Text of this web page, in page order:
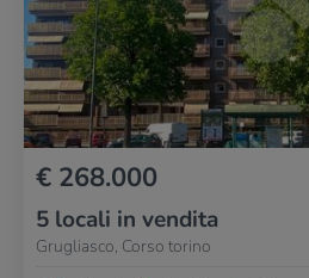
€ 268.000
5 locali in vendita
Grugliasco, Corso torino